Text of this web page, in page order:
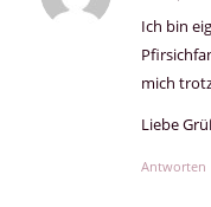
Ich bin
mich
Liebe
Antworten